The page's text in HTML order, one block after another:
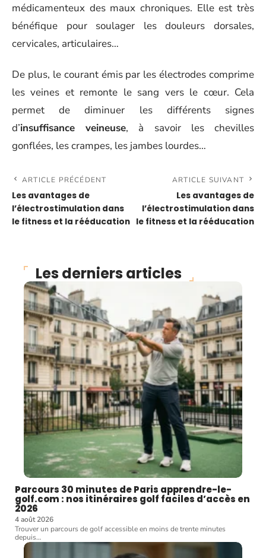
médicamenteux des maux chroniques. Elle est très
bénéfique pour soulager les douleurs dorsales,
cervicales, articulaires…
De plus, le courant émis par les électrodes comprime
les veines et remonte le sang vers le cœur. Cela
permet de diminuer les différents signes
d’insuffisance veineuse, à savoir les chevilles
gonflées, les crampes, les jambes lourdes…
ARTICLE PRÉCÉDENT
Les avantages de
l’électrostimulation dans
le fitness et la rééducation
ARTICLE SUIVANT
Les avantages de
l’électrostimulation dans
le fitness et la rééducation
Les derniers articles
Parcours 30 minutes de Paris apprendre-le-
golf.com : nos itinéraires golf faciles d’accès en
2026
4 août 2026
Trouver un parcours de golf accessible en moins de trente minutes
depuis…